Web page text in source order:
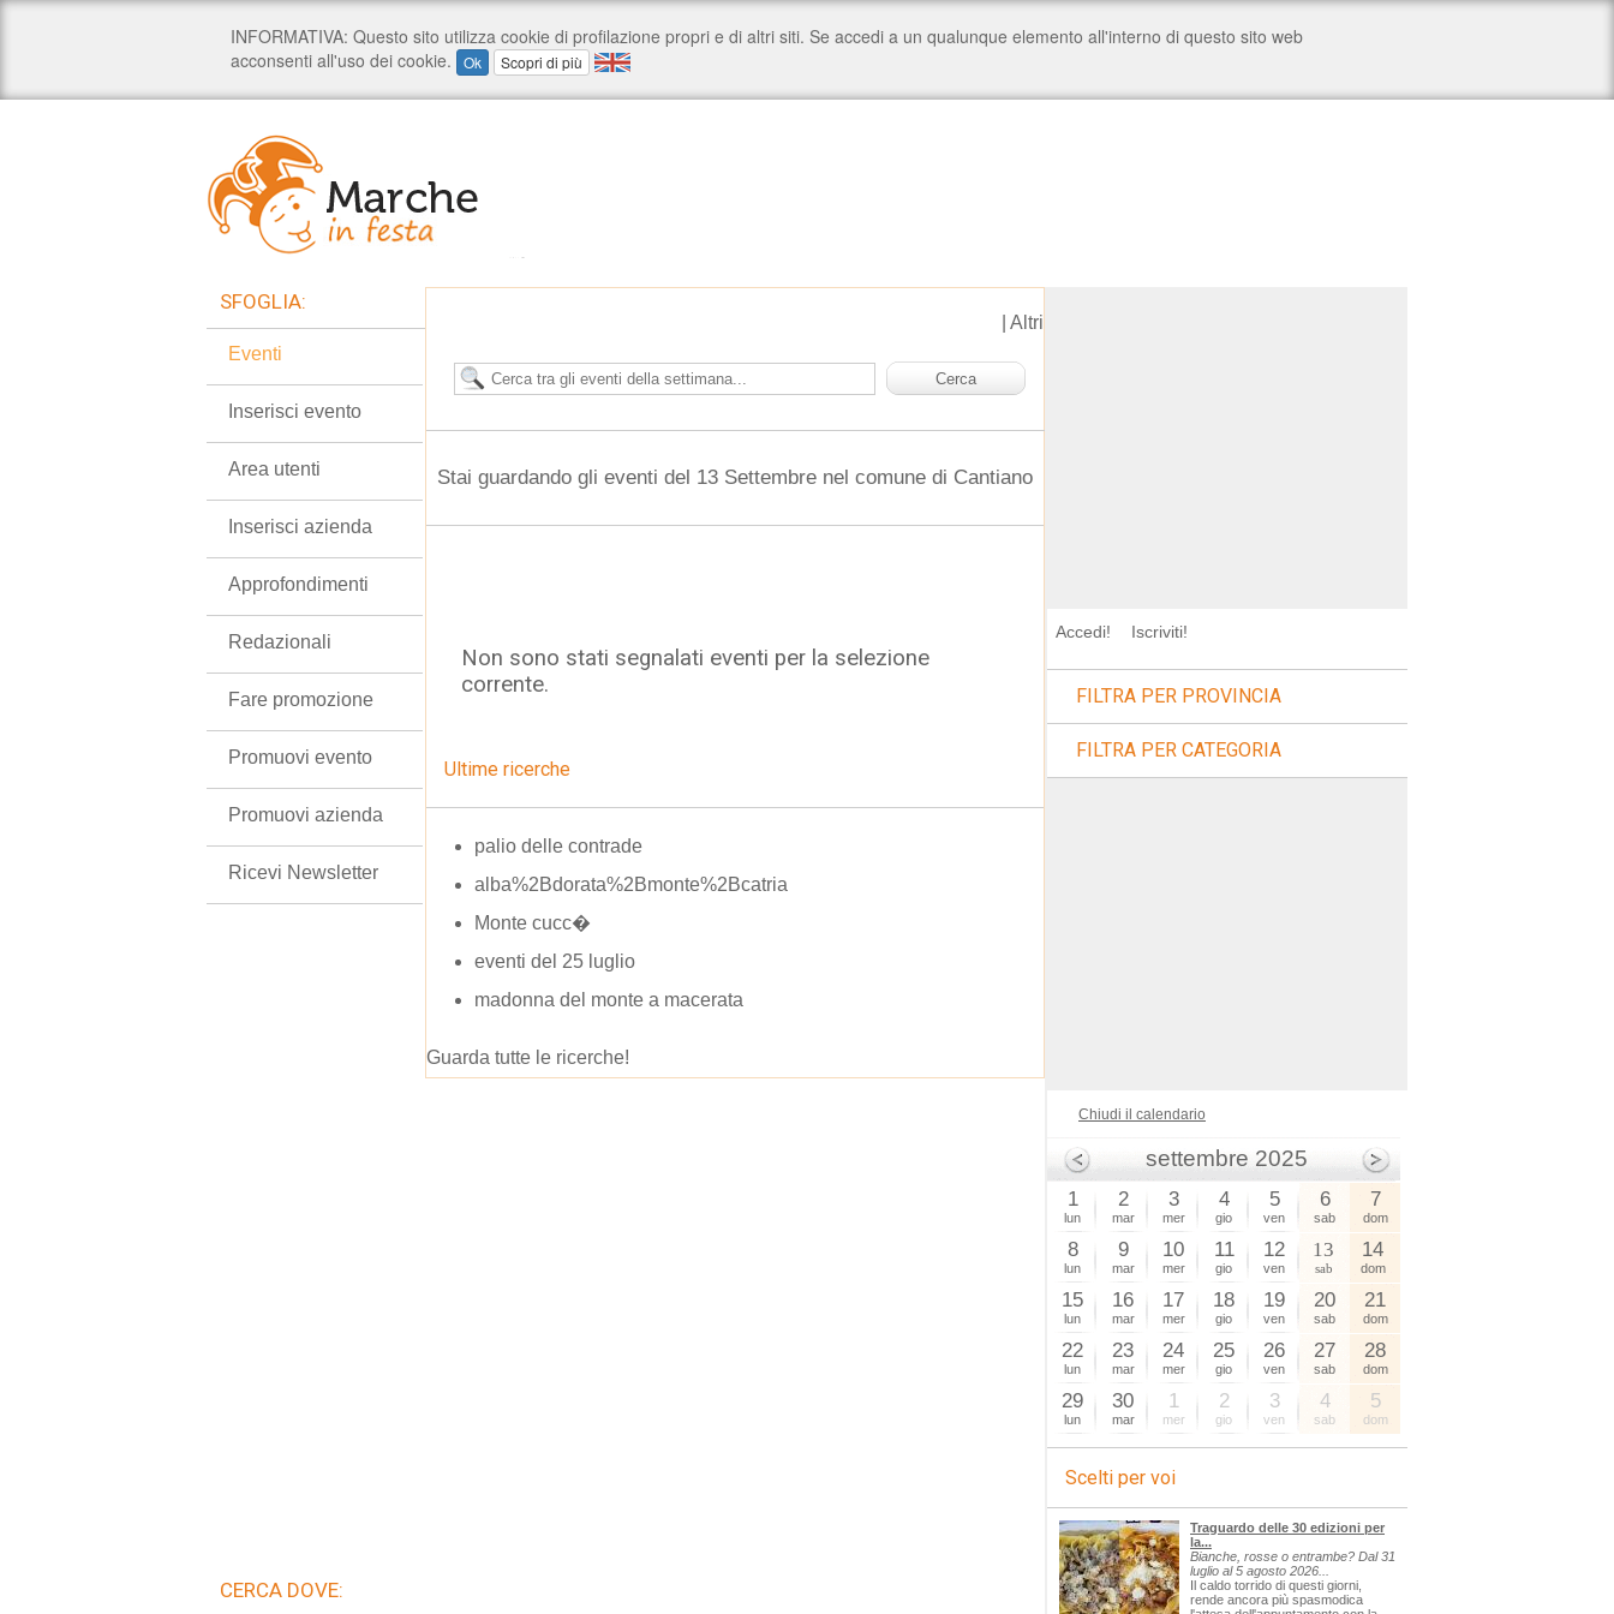
Altri
Stai guardando gli eventi del 13 Settembre nel comune di Cantiano
Non sono stati segnalati eventi per la selezione
corrente.
Ultime ricerche
palio delle contrade
alba%2Bdorata%2Bmonte%2Bcatria
Monte cucc�
eventi del 25 luglio
madonna del monte a macerata
Guarda tutte le ricerche!
SFOGLIA:
Eventi
Inserisci evento
Area utenti
Inserisci azienda
Approfondimenti
Redazionali
Fare promozione
Promuovi evento
Promuovi azienda
Ricevi Newsletter
CERCA DOVE:
Accedi! Iscriviti!
FILTRA PER PROVINCIA
FILTRA PER CATEGORIA
Chiudi il calendario
settembre 2025
1
lun
2
mar
3
mer
4
gio
5
ven
6
sab
7
dom
8
lun
9
mar
10
mer
11
gio
12
ven
13
sab
14
dom
15
lun
16
mar
17
mer
18
gio
19
ven
20
sab
21
dom
22
lun
23
mar
24
mer
25
gio
26
ven
27
sab
28
dom
29
lun
30
mar
1
mer
2
gio
3
ven
4
sab
5
dom
Scelti per voi
Traguardo delle 30 edizioni per
la...
Bianche, rosse o entrambe? Dal 31
luglio al 5 agosto 2026...
Il caldo torrido di questi giorni,
rende ancora più spasmodica